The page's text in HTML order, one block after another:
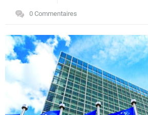
Actualités
Circuits touristiques
Tourisme
0 Commentaires